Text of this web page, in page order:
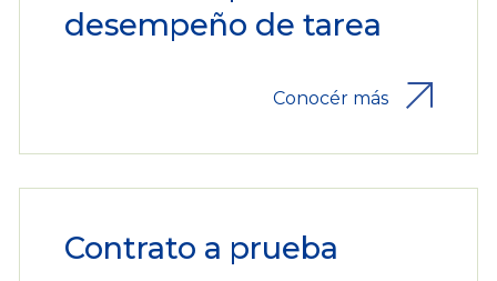
desempeño de tarea
Conocér más
Contrato a prueba